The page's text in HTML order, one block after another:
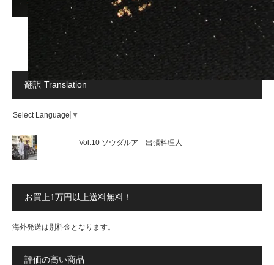
翻訳 Translation
Select Language ▼
Vol.10 ソウダルア 出張料理人
お買上1万円以上送料無料！
海外発送は別料金となります。
評価の高い商品